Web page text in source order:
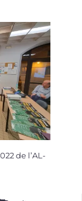
de l’AL-